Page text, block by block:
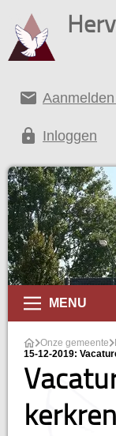
email
lock Inloggen
MENU
Onze gemeente
15-12-2019: